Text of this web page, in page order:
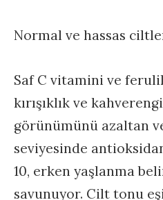
Normal ve hassas
Saf C vitamini ve
kırışıklık ve
görünümünü azaltan
seviyesinde
10, erken yaşlanma
savunuyor. Cilt tonu